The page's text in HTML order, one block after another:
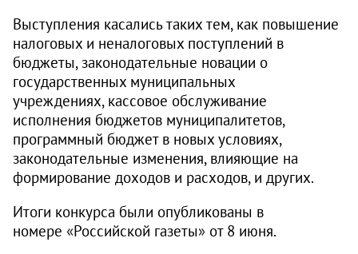
Выступления касались таких тем, как повышение
налоговых и неналоговых поступлений в
бюджеты, законодательные новации о
государственных муниципальных
учреждениях, кассовое обслуживание
исполнения бюджетов муниципалитетов,
программный бюджет в новых условиях,
законодательные изменения, влияющие на
формирование доходов и расходов, и других.
Итоги конкурса были опубликованы в
номере «Российской газеты» от 8 июня.